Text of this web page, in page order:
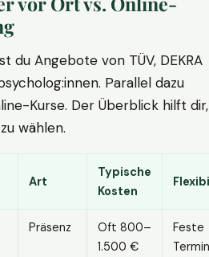
du Angebote von TÜV, DEKRA
Parallel dazu
Kurse. Der Überblick hilft dir,
wählen.
Art
Typische
Kosten
Präsenz
Oft 800–
1.500 €
Feste